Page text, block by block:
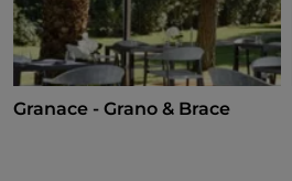
Granace - Grano & Brace